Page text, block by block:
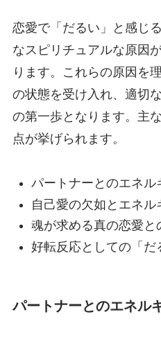
恋愛で「だるい」と感じ
なスピリチュアルな原因
ります。これらの原因を
の状態を受け入れ、適切
の第一歩となります。主
点が挙げられます。
パートナーとのエネル
自己愛の欠如とエネル
魂が求める真の恋愛と
好転反応としての「だ
パートナーとのエネル